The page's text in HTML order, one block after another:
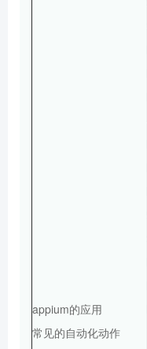
appium的应用
常见的自动化动作